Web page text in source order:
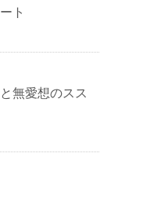
ト
無愛想のスス